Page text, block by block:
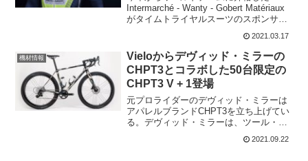
Intermarché - Wanty - Gobert Matériaux
がタイムトライヤルスーツのスポンサー
サー契約を結んだ。ティレーノ〜アドリ
アティコ の最終ステ...
2021.03.17
機材情報
Vieloからデヴィッド・ミラーの
CHPT3とコラボした50台限定の
CHPT3 V + 1登場
元プロライダーのデヴィッド・ミラーは
アパレルブランドCHPT3を立ち上げてい
る。デヴィッド・ミラーは、ツール・
ド・フランス区間4勝、ブエルタ5勝な
ど、TTに強い選手で2014年Garmin Sharp
2021.09.22